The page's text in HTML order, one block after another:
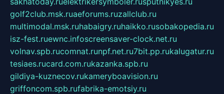
golf2club.msk.ruaeforums.ruzallclub.ru
multimodal.msk.ruhabaigry.ruhaikko.rusobakopedia.ru
isz-fest.ruewnc.infoscreensaver-clock.net.ru
volnav.spb.rucomnat.runpf.net.ru7bit.pp.rukalugatur.ru
tesiaes.rucard.com.rukazanka.spb.ru
gildiya-kuznecov.rukameryboavision.ru
griffoncom.spb.rufabrika-emotsiy.ru